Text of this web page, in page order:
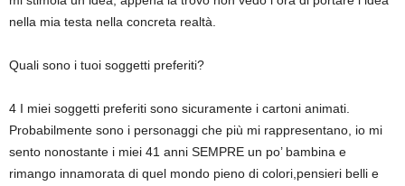
nella mia testa nella concreta realtà.
Quali sono i tuoi soggetti preferiti?
4 I miei soggetti preferiti sono sicuramente i cartoni animati.
Probabilmente sono i personaggi che più mi rappresentano, io mi
sento nonostante i miei 41 anni SEMPRE un po’ bambina e
rimango innamorata di quel mondo pieno di colori,pensieri belli e